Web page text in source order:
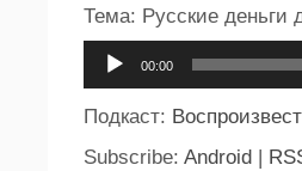
Тема: Русские деньги
00:00
Подкаст:
Subscribe: Android |